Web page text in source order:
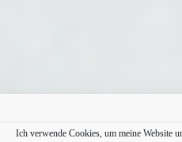
Ich verwende Cookies, um meine Website